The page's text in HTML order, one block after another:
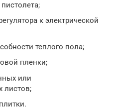
к электрической
теплого пола;
пленки;
или
листов;